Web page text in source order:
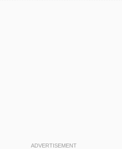
ADVERTISEMENT